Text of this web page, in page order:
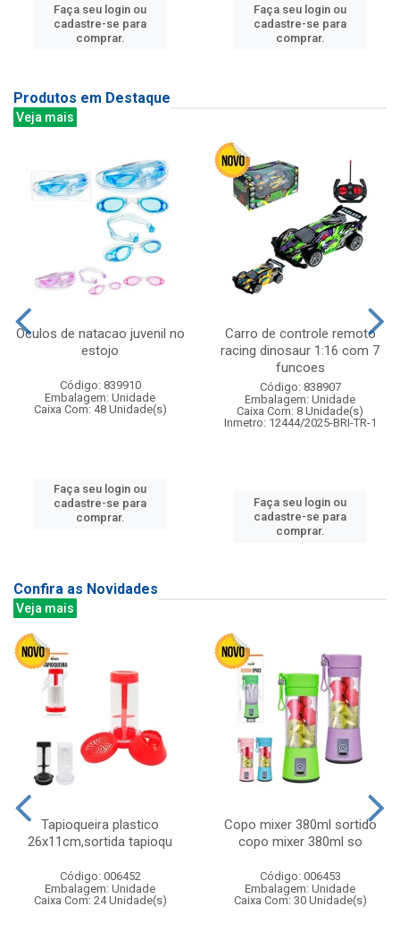
Faça seu login ou
cadastre-se para
comprar.
Faça seu login ou
cadastre-se para
comprar.
Produtos em Destaque
Veja mais
Oculos de natacao juvenil no
estojo
Código: 839910
Embalagem: Unidade
Caixa Com: 48 Unidade(s)
Faça seu login ou
cadastre-se para
comprar.
Carro de controle remoto
racing dinosaur 1:16 com 7
funcoes
Código: 838907
Embalagem: Unidade
Caixa Com: 8 Unidade(s)
Inmetro: 12444/2025-BRI-TR-1
Faça seu login ou
cadastre-se para
comprar.
Confira as Novidades
Veja mais
Tapioqueira plastico
26x11cm,sortida tapioqu
Código: 006452
Embalagem: Unidade
Caixa Com: 24 Unidade(s)
Copo mixer 380ml sortido
copo mixer 380ml so
Código: 006453
Embalagem: Unidade
Caixa Com: 30 Unidade(s)